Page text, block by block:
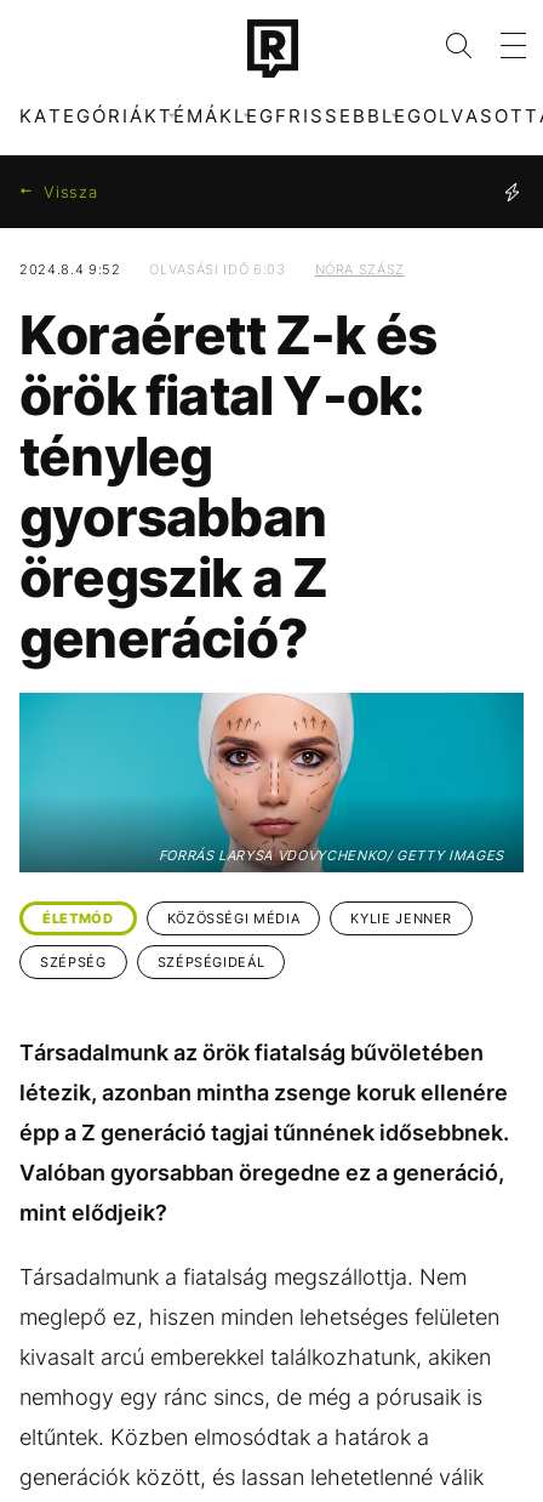
KATEGÓRIÁKTÉMÁKLEGFRISSEBB
ZENE DIVAT
KULTÚRA ENTR
FILM + SOROZAT
SPORT TÁRSADALOM
KÖZÉLET
ÉLETMÓD DESIGN
BESZÉLGETÉSEK ARCOK
VIDEÓ TÖRTÉNETEK
DUNA KONCERT
MADONNA FIDESZ
CHRISTOPHER
NOLAN
HŐSÉG SEBESTYÉN BALÁZS
Vissza
2024.8.4 9:52 OLVASÁSI IDŐ 6:03 NÓRA SZÁSZ
Koraérett Z-k és
örök fiatal Y-ok:
tényleg
gyorsabban
öregszik a Z
generáció?
FORRÁS LARYSA VDOVYCHENKO/ GETTY IMAGES
ÉLETMÓD KÖZÖSSÉGI MÉDIA KYLIE JENNER
SZÉPSÉG SZÉPSÉGIDEÁL
Társadalmunk az örök fiatalság bűvöletében
létezik, azonban mintha zsenge koruk ellenére
épp a Z generáció tagjai tűnnének idősebbnek.
Valóban gyorsabban öregedne ez a generáció,
mint elődjeik?
Társadalmunk a fiatalság megszállottja. Nem
meglepő ez, hiszen minden lehetséges felületen
kivasalt arcú emberekkel találkozhatunk, akiken
nemhogy egy ránc sincs, de még a pórusaik is
eltűntek. Közben elmosódtak a határok a
generációk között, és lassan lehetetlenné válik